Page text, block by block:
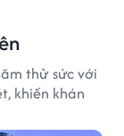
thử sức với
khiến khán